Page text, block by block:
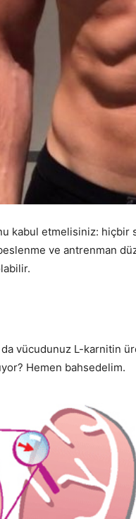
kabul etmelisiniz:
ve antrenman
da vücudunuz L-
Hemen bahsedelim.